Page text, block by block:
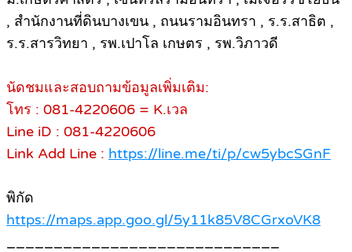
, สำนักงานที่ดินบางเขน , ถนนรามอินทรา , ร.ร.สาธิต ,
ร.ร.สารวิทยา , รพ.เปาโล เกษตร , รพ.วิภาวดี
นัดชมและสอบถามข้อมูลเพิ่มเติม:
โทร : 081-4220606 = K.เวล
Line iD : 081-4220606
Link Add Line : https://line.me/ti/p/cw5ybcSGnF
พิกัด
https://maps.app.goo.gl/5y11k85V8CGrxoVK8